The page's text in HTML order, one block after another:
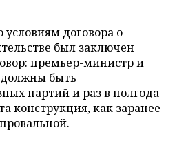
договора о
был заключен
премьер-министр и
быть
партий и раз в полгода
конструкция, как заранее